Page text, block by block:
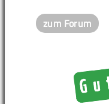
zum Forum